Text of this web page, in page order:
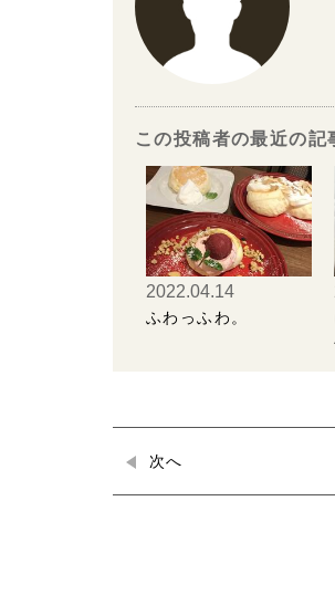
この投稿者の最近の記
2022.04.14
ふわっふわ。
次へ